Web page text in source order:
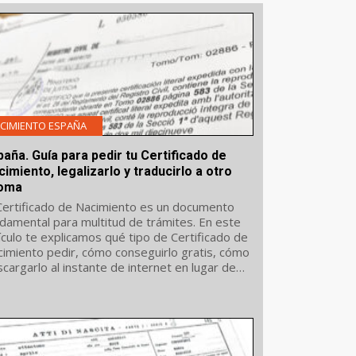
ESPAÑA
Guía para pedir tu Certificado de
legalizarlo y traducirlo a otro
de Nacimiento es un documento
para multitud de trámites. En este
te explicamos qué tipo de Certificado de
pedir, cómo conseguirlo gratis, cómo
al instante de internet en lugar de